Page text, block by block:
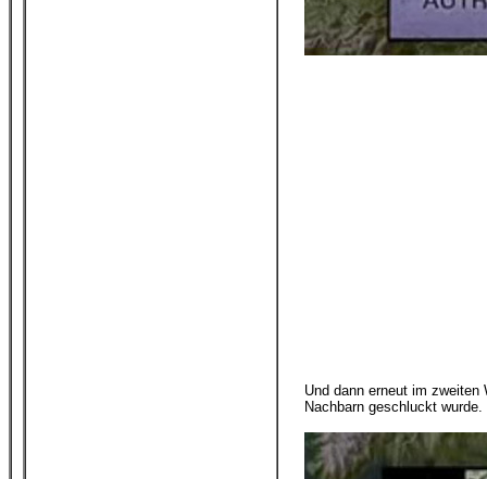
Und dann erneut im
Nachbarn geschluckt wurde.